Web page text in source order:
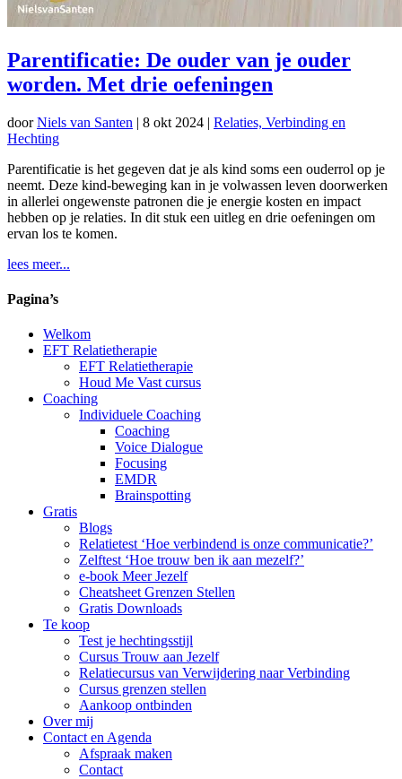
Parentificatie: De ouder van je ouder
worden. Met drie oefeningen
doorNiels van Santen | 8 okt 2024 | Relaties, Verbinding en
Hechting
Parentificatie is het gegeven dat je als kind soms een ouderrol op je
neemt. Deze kind-beweging kan in je volwassen leven doorwerken
in allerlei ongewenste patronen die je energie kosten en impact
hebben op je relaties. In dit stuk een uitleg en drie oefeningen om
ervan los te komen.
lees meer...
Pagina’s
Welkom
EFT Relatietherapie
EFT Relatietherapie
Houd Me Vast cursus
Coaching
Individuele Coaching
Coaching
Voice Dialogue
Focusing
EMDR
Brainspotting
Gratis
Blogs
Relatietest ‘Hoe verbindend is onze communicatie?’
Zelftest ‘Hoe trouw ben ik aan mezelf?’
e-book Meer Jezelf
Cheatsheet Grenzen Stellen
Gratis Downloads
Te koop
Test je hechtingsstijl
Cursus Trouw aan Jezelf
Relatiecursus van Verwijdering naar Verbinding
Cursus grenzen stellen
Aankoop ontbinden
Over mij
Contact en Agenda
Afspraak maken
Contact